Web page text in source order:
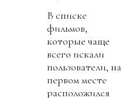
В списке
фильмов,
которые чаще
всего искали
пользователи, на
первом месте
расположился